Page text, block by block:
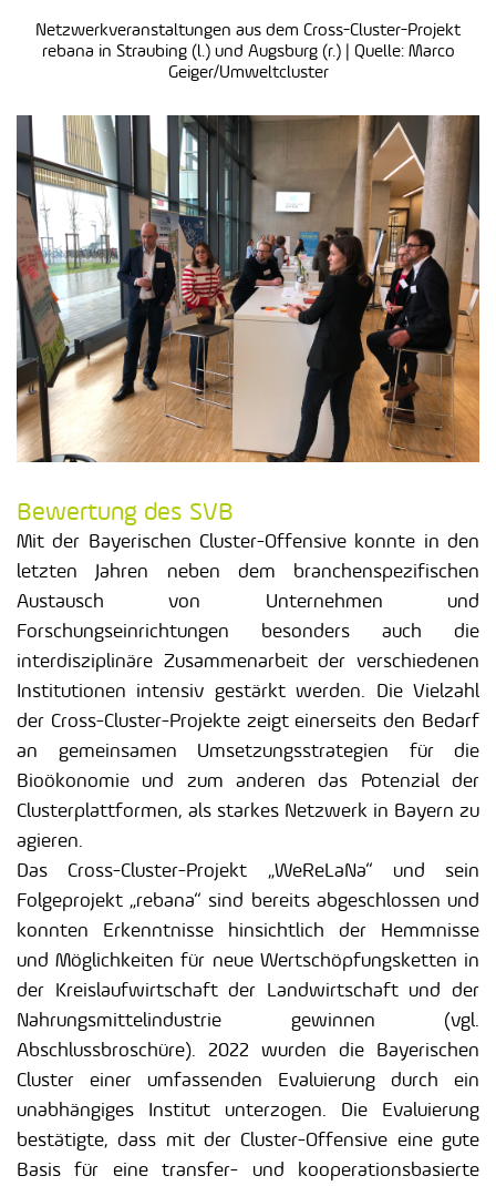
Netzwerkveranstaltungen aus dem Cross-Cluster-Projekt
rebana in Straubing (l.) und Augsburg (r.) | Quelle: Marco
Geiger/Umweltcluster
Bewertung des SVB
Mit der Bayerischen Cluster-Offensive konnte in den
letzten Jahren neben dem branchenspezifischen
Austausch von Unternehmen und
Forschungseinrichtungen besonders auch die
interdisziplinäre Zusammenarbeit der verschiedenen
Institutionen intensiv gestärkt werden. Die Vielzahl
der Cross-Cluster-Projekte zeigt einerseits den Bedarf
an gemeinsamen Umsetzungsstrategien für die
Bioökonomie und zum anderen das Potenzial der
Clusterplattformen, als starkes Netzwerk in Bayern zu
agieren.
Das Cross-Cluster-Projekt „WeReLaNa“ und sein
Folgeprojekt „rebana“ sind bereits abgeschlossen und
konnten Erkenntnisse hinsichtlich der Hemmnisse
und Möglichkeiten für neue Wertschöpfungsketten in
der Kreislaufwirtschaft der Landwirtschaft und der
Nahrungsmittelindustrie gewinnen (vgl.
Abschlussbroschüre). 2022 wurden die Bayerischen
Cluster einer umfassenden Evaluierung durch ein
unabhängiges Institut unterzogen. Die Evaluierung
bestätigte, dass mit der Cluster-Offensive eine gute
Basis für eine transfer- und kooperationsbasierte